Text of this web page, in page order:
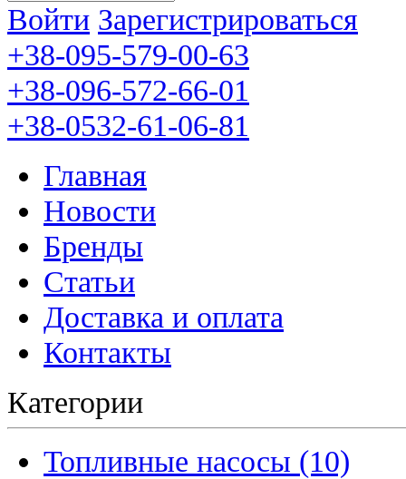
Войти Зарегистрироваться
+38-095-579-00-63
+38-096-572-66-01
+38-0532-61-06-81
Главная
Новости
Бренды
Статьи
Доставка и оплата
Контакты
Категории
Топливные насосы (10)